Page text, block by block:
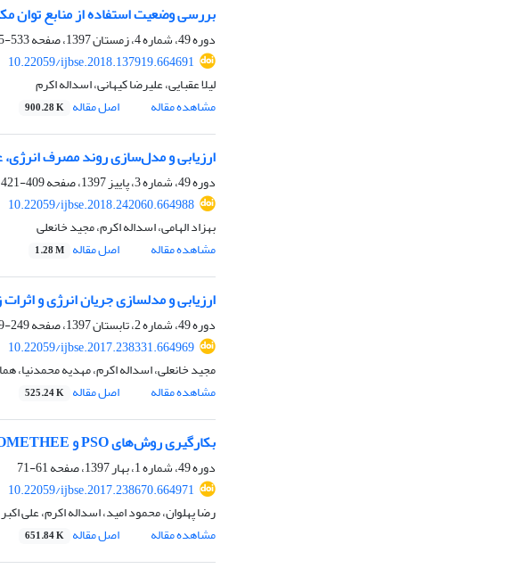
بررسی وضعیت استفاده از منابع توان
دوره 49، شماره 4، زمستان 1397، صفحه
533-545
10.22059/ijbse.2018.137919.664691
لیلا عقبایی، علیرضا کیهانی، اسداله اکرم
مشاهده مقاله
اصل مقاله 900.28 K
ارزیابی و مدل‌سازی روند مصرف انرژی،
دوره 49، شماره 3، پاییز 1397، صفحه
409-421
10.22059/ijbse.2018.242060.664988
بهزاد الهامی، اسداله اکرم، مجید خانعلی
مشاهده مقاله
اصل مقاله 1.28 M
ارزیابی و مدلسازی جریان انرژی و
دوره 49، شماره 2، تابستان 1397، صفحه
249-259
10.22059/ijbse.2017.238331.664969
مجید خانعلی، اسداله اکرم، مهدیه محمدنیا،
مشاهده مقاله
اصل مقاله 525.24 K
بکارگیری روش‌های PSO و PROMETHEE در مکان‌یابی ایستگاه بازیافت پسماندهای جامد شهری در شهرستان کرج
دوره 49، شماره 1، بهار 1397، صفحه
61-71
10.22059/ijbse.2017.238670.664971
رضا پهلوان، محمود امید، اسداله اکرم، علی
مشاهده مقاله
اصل مقاله 651.84 K